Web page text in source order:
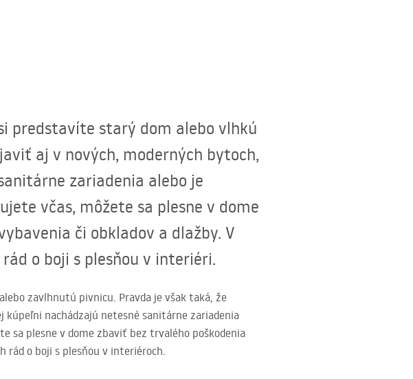
predstavíte starý dom alebo vlhkú
aj v nových, moderných bytoch,
zariadenia alebo je
včas, môžete sa plesne v dome
či obkladov a dlažby. V
o boji s plesňou v interiéri.
zavlhnutú pivnicu. Pravda je však taká, že
kúpeľni nachádzajú netesné sanitárne zariadenia
sa plesne v dome zbaviť bez trvalého poškodenia
rád o boji s plesňou v interiéroch.